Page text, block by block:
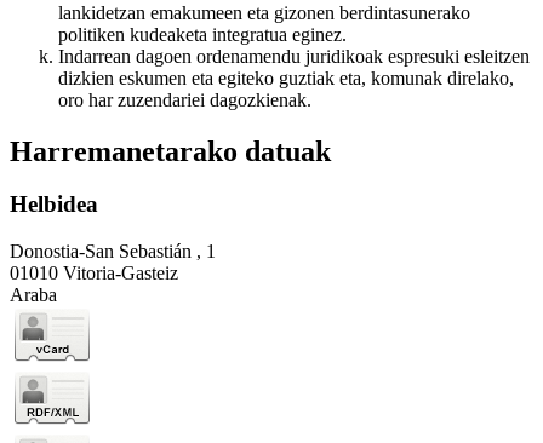
lankidetzan emakumeen eta gizonen berdintasunerako
politiken kudeaketa integratua eginez.
Indarrean dagoen ordenamendu juridikoak espresuki esleitzen
dizkien eskumen eta egiteko guztiak eta, komunak direlako,
oro har zuzendariei dagozkienak.
Harremanetarako datuak
Helbidea
Donostia-San Sebastián , 1
01010 Vitoria-Gasteiz
Araba